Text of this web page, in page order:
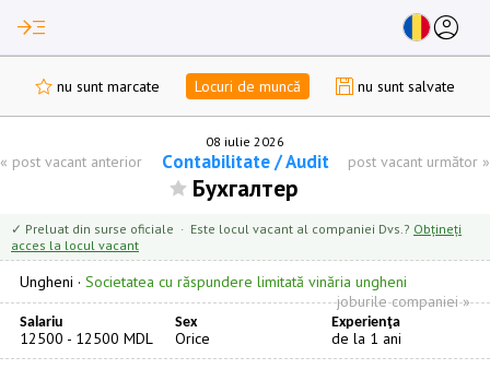
read_more account_circle
nu sunt marcate Locuri de muncă nu sunt salvate
08 iulie 2026
« post vacant anterior Сontabilitate / Audit post vacant următor »
Бухгалтер
✓ Preluat din surse oficiale · Este locul vacant al companiei Dvs.? Obțineți
acces la locul vacant
Ungheni · Societatea cu răspundere limitată vinăria ungheni
joburile companiei »
Salariu Sex Experienţa
12500 - 12500 MDL Orice de la 1 ani